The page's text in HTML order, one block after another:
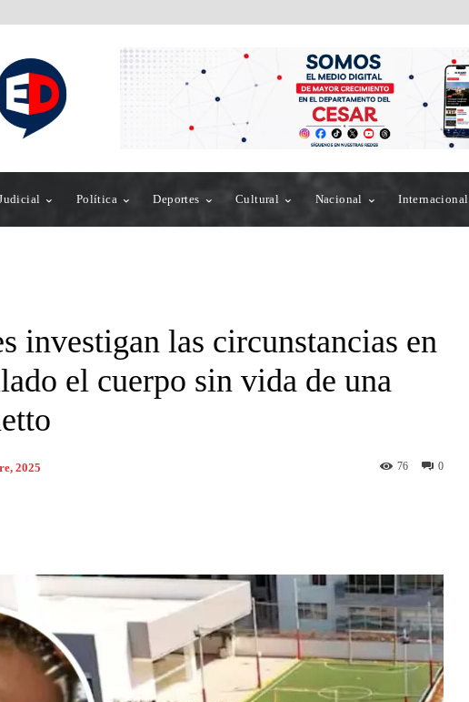
Política Deportes Cultural Nacional Internacional
investigan las circunstancias en
el cuerpo sin vida de una
2025 0
76